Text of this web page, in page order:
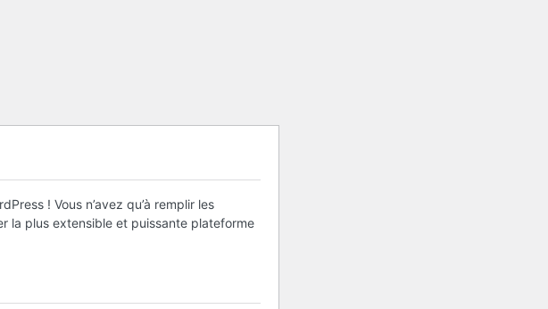
! Vous n’avez qu’à remplir les
la plus extensible et puissante plateforme